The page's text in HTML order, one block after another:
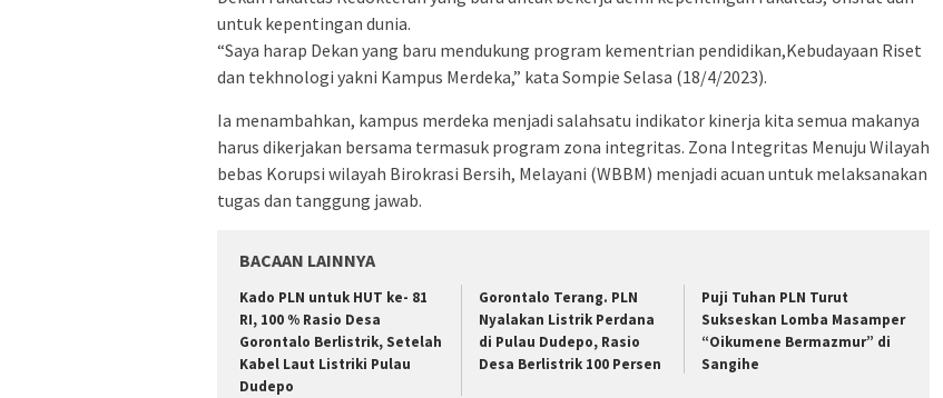
untuk kepentingan dunia.
“Saya harap Dekan yang baru mendukung program kementrian pendidikan,Kebudayaan Riset
dan tekhnologi yakni Kampus Merdeka,” kata Sompie Selasa (18/4/2023).
Ia menambahkan, kampus merdeka menjadi salahsatu indikator kinerja kita semua makanya
harus dikerjakan bersama termasuk program zona integritas. Zona Integritas Menuju Wilayah
bebas Korupsi wilayah Birokrasi Bersih, Melayani (WBBM) menjadi acuan untuk melaksanakan
tugas dan tanggung jawab.
BACAAN LAINNYA
Kado PLN untuk HUT ke- 81
RI, 100 % Rasio Desa
Gorontalo Berlistrik, Setelah
Kabel Laut Listriki Pulau
Dudepo
Gorontalo Terang. PLN
Nyalakan Listrik Perdana
di Pulau Dudepo, Rasio
Desa Berlistrik 100 Persen
Puji Tuhan PLN Turut
Sukseskan Lomba Masamper
“Oikumene Bermazmur” di
Sangihe